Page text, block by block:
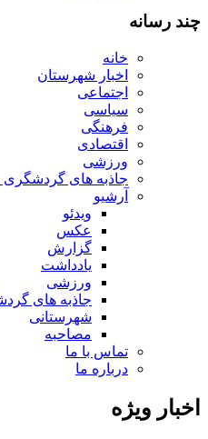
چند رسانه
خانه
اخبار شهرستان
اجتماعی
سیاسی
فرهنگی
اقتصادی
ورزشی
جاذبه های
آرشیو
ویدئو
عکس
گزارش
یادداشت
ورزشی
جاذبه های
شهرستانی
مصاحبه
تماس با ما
درباره ما
اخبار ویژه